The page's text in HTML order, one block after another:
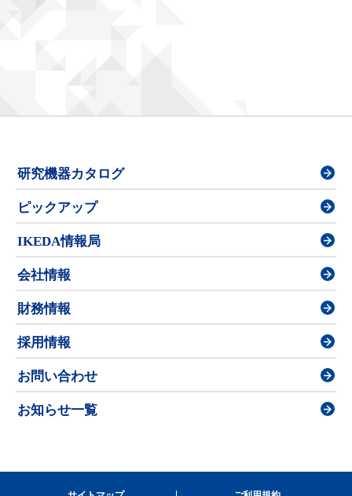
研究機器カタログ
ピックアップ
IKEDA情報局
会社情報
財務情報
採用情報
お問い合わせ
お知らせ一覧